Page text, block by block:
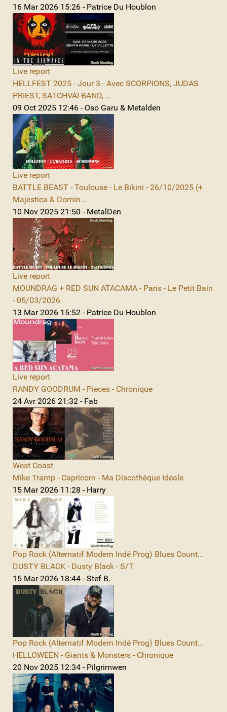
16 Mar 2026 15:26 - Patrice Du Houblon
Live report
HELLFEST 2025 - Jour 3 - Avec SCORPIONS, JUDAS
PRIEST, SATCHVAI BAND, ...
09 Oct 2025 12:46 - Oso Garu & Metalden
Live report
BATTLE BEAST - Toulouse - Le Bikini - 26/10/2025 (+
Majestica & Domin...
10 Nov 2025 21:50 - MetalDen
Live report
MOUNDRAG + RED SUN ATACAMA - Paris - Le Petit Bain
- 05/03/2026
13 Mar 2026 15:52 - Patrice Du Houblon
Live report
RANDY GOODRUM - Pieces - Chronique
24 Avr 2026 21:32 - Fab
West Coast
Mike Tramp - Capricorn - Ma Discothèque Idéale
15 Mar 2026 11:28 - Harry
Pop Rock (Alternatif Modern Indé Prog) Blues Count...
DUSTY BLACK - Dusty Black - S/T
15 Mar 2026 18:44 - Stef B.
Pop Rock (Alternatif Modern Indé Prog) Blues Count...
HELLOWEEN - Giants & Monsters - Chronique
20 Nov 2025 12:34 - Pilgrimwen